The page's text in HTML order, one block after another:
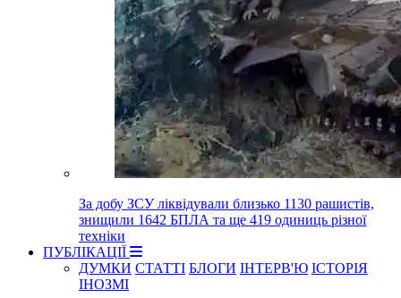
За добу ЗСУ ліквідували близько 1130 рашистів,
знищили 1642 БПЛА та ще 419 одиниць різної
техніки
ПУБЛІКАЦІЇ
ДУМКИ СТАТТІ БЛОГИ ІНТЕРВ'Ю ІСТОРІЯ
ІНОЗМІ